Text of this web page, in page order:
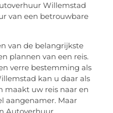
Willemstad
van een betrouwbare
van de belangrijkste
plannen van een reis.
verre bestemming als
kan u daar als
maakt uw reis naar en
aangenamer. Maar